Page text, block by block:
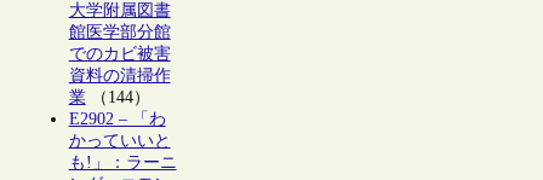
大学附属図書
館医学部分館
でのカビ被害
資料の清掃作
業（144）
E2902 – 「わ
かっていいと
も!」：ラーニ